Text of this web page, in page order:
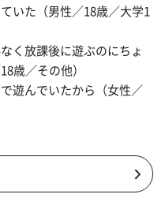
いた（男性／18歳／大学1
く放課後に遊ぶのにちょ
歳／その他）
遊んでいたから（女性／